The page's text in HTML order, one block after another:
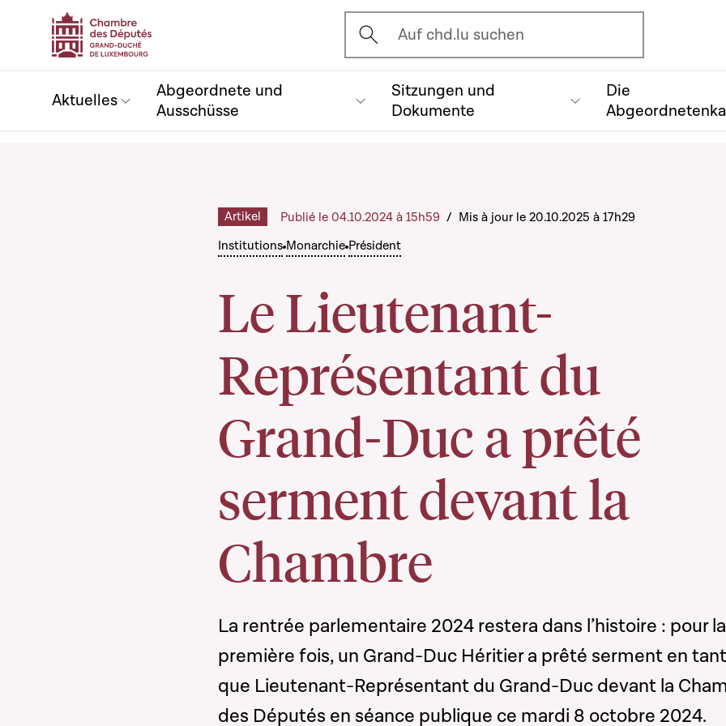
Ouvrir l'écran de recherche
Auf chd.lu suchen
Aktuelles
Abgeordnete und
Ausschüsse
Sitzungen und
Dokumente
Die
Institutions Monarchie Président
Le Lieutenant-
Représentant du
Grand-Duc a prêté
serment devant la
Chambre
Artikel Publié le 04.10.2024 à 15h59 / Mis à jour le 20.10.2025 à 17h29
La rentrée parlementaire 2024 restera dans l’histoire : pour la
première fois, un Grand-Duc Héritier a prêté serment en tant
que Lieutenant-Représentant du Grand-Duc devant la
des Députés en séance publique ce mardi 8 octobre 2024.